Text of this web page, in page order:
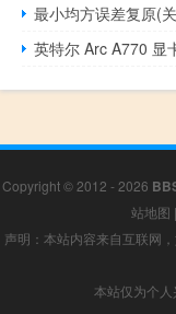
最小均方误差复原(
英特尔 Arc A770 显
Copyright © 2012 - 2026
站地图 |
声明：本站内容来自互联网
本站仅为个